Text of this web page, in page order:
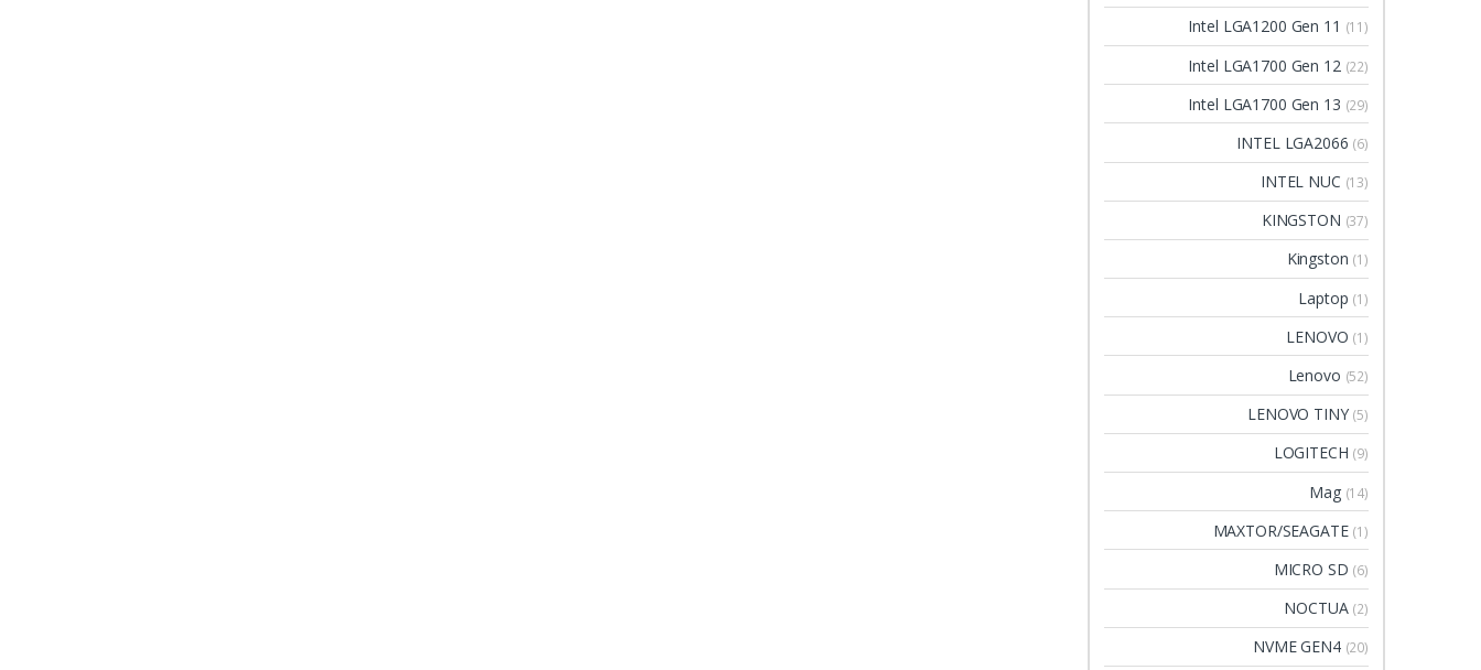
Intel LGA1200 Gen 11 (11)
Intel LGA1700 Gen 12 (22)
Intel LGA1700 Gen 13 (29)
INTEL LGA2066 (6)
INTEL NUC (13)
KINGSTON (37)
Kingston (1)
Laptop (1)
LENOVO (1)
Lenovo (52)
LENOVO TINY (5)
LOGITECH (9)
Mag (14)
MAXTOR/SEAGATE (1)
MICRO SD (6)
NOCTUA (2)
NVME GEN4 (20)